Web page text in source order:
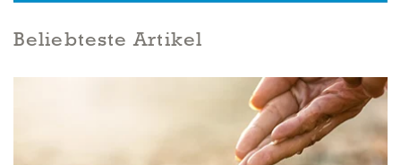
Beliebteste Artikel